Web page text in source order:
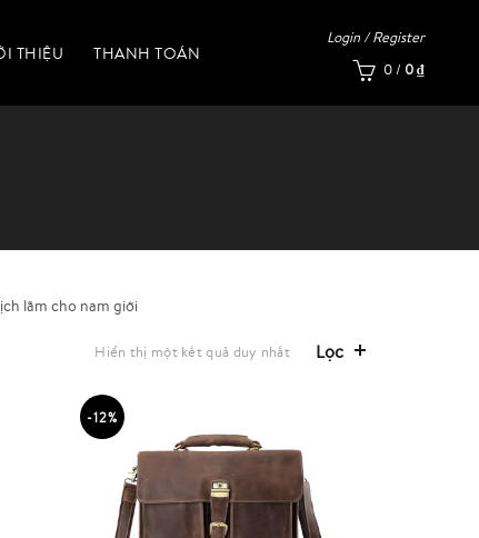
THIỆU THANH TOÁN
Login / Register
0/ 0₫
lãm cho nam giới
Hiển thị một kết quả duy nhất Lọc
-12%